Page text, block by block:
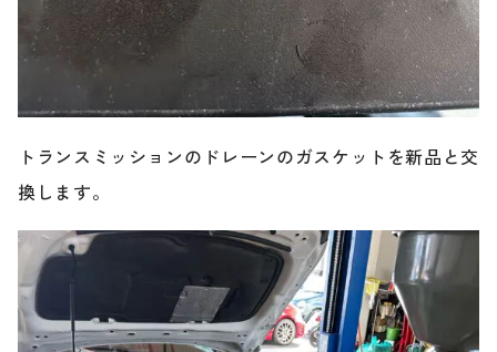
トランスミッションのドレーンのガスケットを新品と交
換します。